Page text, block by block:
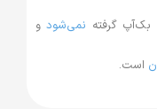
نمی‌شودو